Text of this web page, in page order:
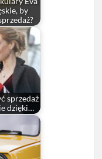
by
sprzedaż
dzięki…